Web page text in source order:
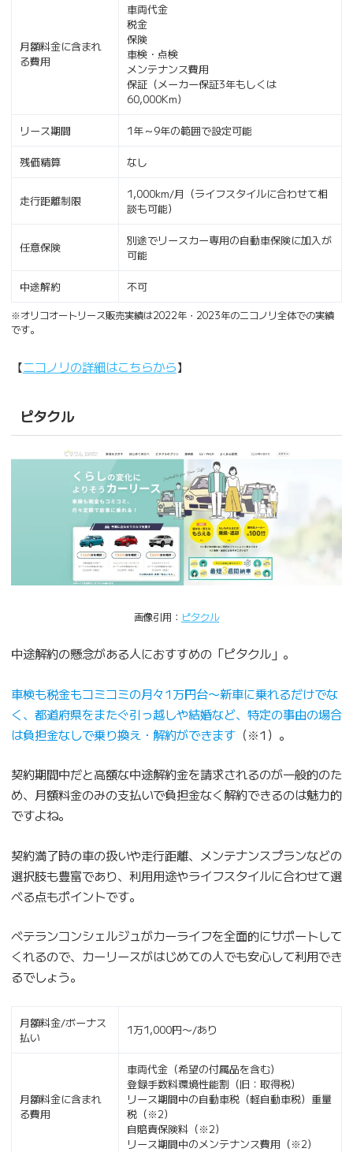
月額料金に含まれ
る費用
車両代金
税金
保険
車検・点検
メンテナンス費用
保証（メーカー保証3年もしくは
60,000Km）
リース期間 1年～9年の範囲で設定可能
残価精算 なし
走行距離制限
1,000km/月（ライフスタイルに合わせて相
談も可能）
任意保険
別途でリースカー専用の自動車保険に加入が
可能
中途解約 不可
※オリコオートリース販売実績は2022年・2023年のニコノリ全体での実績
です。
【ニコノリの詳細はこちらから】
ピタクル
画像引用： ピタクル
中途解約の懸念がある人におすすめの「ピタクル」。
車検も税金もコミコミの月々1万円台〜新車に乗れるだけでな
く、都道府県をまたぐ引っ越しや結婚など、特定の事由の場合
は負担金なしで乗り換え・解約ができます（※1）。
契約期間中だと高額な中途解約金を請求されるのが一般的のた
め、月額料金のみの支払いで負担金なく解約できるのは魅力的
ですよね。
契約満了時の車の扱いや走行距離、メンテナンスプランなどの
選択肢も豊富であり、利用用途やライフスタイルに合わせて選
べる点もポイントです。
ベテランコンシェルジュがカーライフを全面的にサポートして
くれるので、カーリースがはじめての人でも安心して利用でき
るでしょう。
月額料金/ボーナス
払い
1万1,000円〜/あり
月額料金に含まれ
る費用
車両代金（希望の付属品を含む）
登録手数料環境性能割（旧：取得税）
リース期間中の自動車税（軽自動車税）重量
税（※2）
自賠責保険料（※2）
リース期間中のメンテナンス費用（※2）